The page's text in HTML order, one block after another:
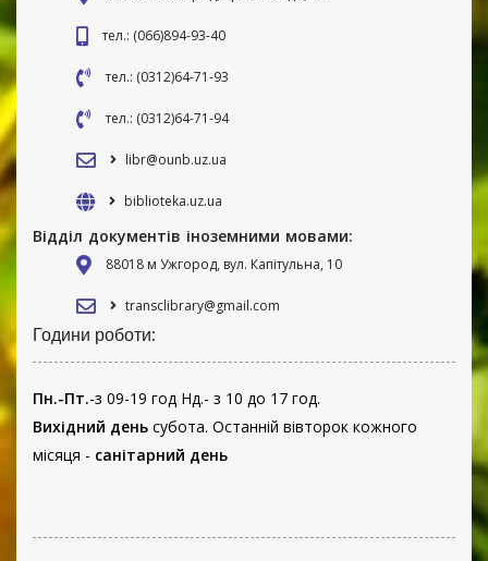
тел.: (066)894-93-40
тел.: (0312)64-71-93
тел.: (0312)64-71-94
libr@ounb.uz.ua
biblioteka.uz.ua
Відділ документів іноземними мовами:
88018 м Ужгород, вул. Капітульна, 10
transclibrary@gmail.com
Години роботи:
Пн.-Пт.-з 09-19 год Нд.- з 10 до 17 год.
Вихідний день субота. Останній вівторок кожного
місяця - санітарний день